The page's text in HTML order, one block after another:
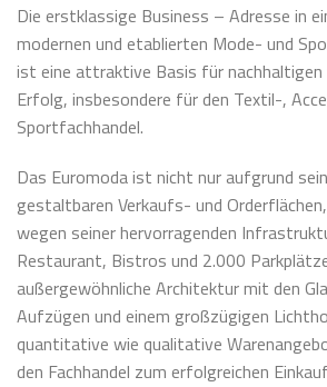
Die erstklassige Business – Adresse in
modernen und etablierten Mode- und
ist eine attraktive Basis für
Erfolg, insbesondere für den Textil-,
Sportfachhandel.
Das Euromoda ist nicht nur aufgrund
gestaltbaren Verkaufs- und
wegen seiner hervor­ragenden
Restaurant, Bistros und 2.000
außergewöhnliche Architektur mit den
Aufzügen und einem großzügigen
quantitative wie qualitative
den Fachhandel zum erfolgreichen